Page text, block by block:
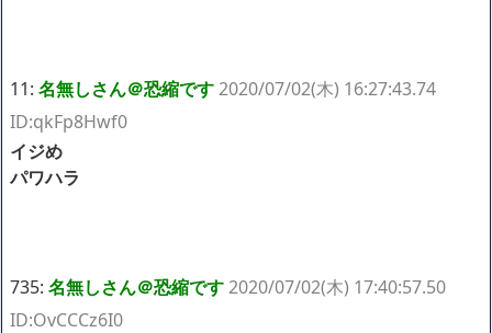
11: 名無しさん＠恐縮です2020/07/02(木) 16:27:43.74
ID:qkFp8Hwf0
イジめ
パワハラ
735: 名無しさん＠恐縮です2020/07/02(木) 17:40:57.50
ID:OvCCCz6I0